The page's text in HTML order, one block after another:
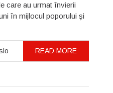
care au urmat învierii
în mijlocul poporului şi
READ MORE